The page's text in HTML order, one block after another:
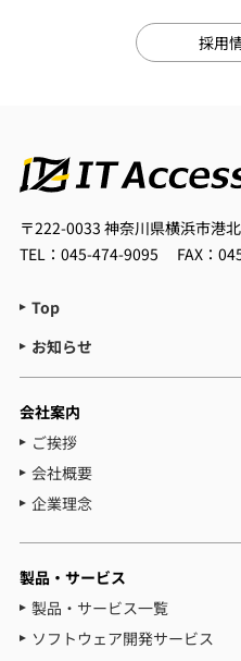
採用
〒222-0033 神奈川県横浜市港
TEL：045-474-9095
FAX：
Top
お知らせ
会社案内
ご挨拶
会社概要
企業理念
製品・サービス
製品・サービス一覧
ソフトウェア開発サービス